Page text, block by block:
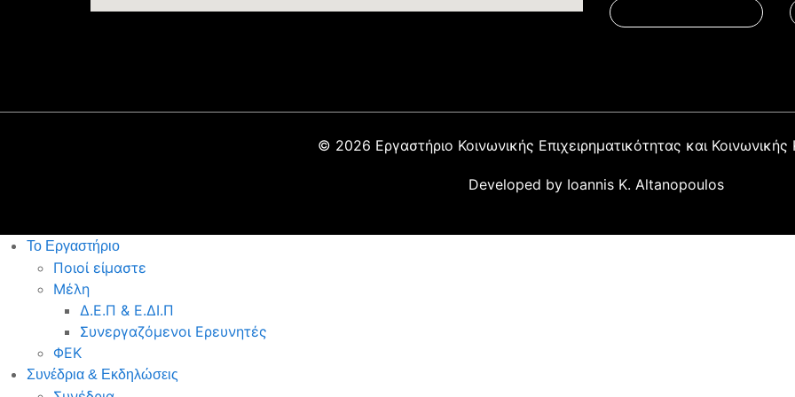
© 2026 Εργαστήριο Κοινωνικής Επιχειρηματικότητας και Κοινωνικής
Developed by Ioannis K. Altanopoulos
Το Εργαστήριο
Ποιοί είμαστε
Μέλη
Δ.Ε.Π & Ε.ΔΙ.Π
Συνεργαζόμενοι Ερευνητές
ΦΕΚ
Συνέδρια & Εκδηλώσεις